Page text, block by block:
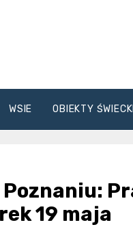
WSIE OBIEKTY
19 maja